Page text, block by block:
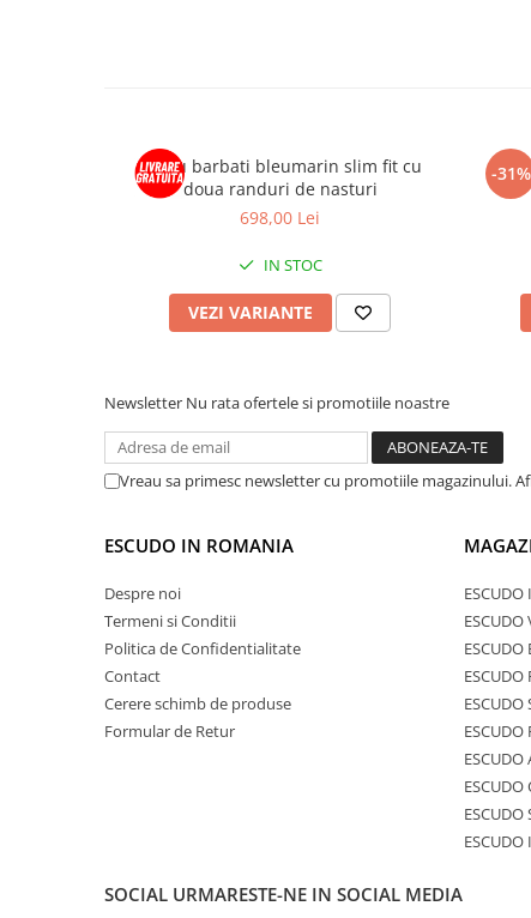
Sacou barbati bleumarin slim fit cu
doua randuri de nasturi
698,00 Lei
IN STOC
VEZI VARIANTE
-31%
Newsletter Nu rata ofertele si promotiile noastre
Vreau sa primesc newsletter cu promotiile magazinului.
ESCUDO IN ROMANIA
Despre noi
Termeni si Conditii
Politica de Confidentialitate
Contact
Cerere schimb de produse
Formular de Retur
ESCUDO
ESCUDO
ESCUDO
ESCUDO
ESCUDO
ESCUDO
ESCUDO
ESCUDO
SOCIAL URMARESTE-NE IN SOCIAL MEDIA